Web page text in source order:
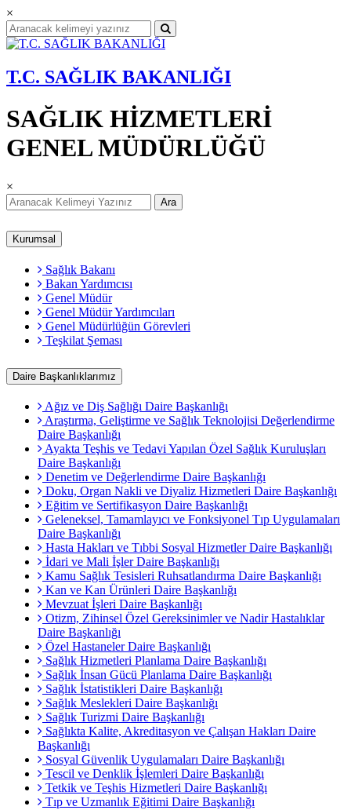
×
T.C. SAĞLIK BAKANLIĞI
SAĞLIK HİZMETLERİ
GENEL MÜDÜRLÜĞÜ
×
Ara
Kurumsal
Sağlık Bakanı
Bakan Yardımcısı
Genel Müdür
Genel Müdür Yardımcıları
Genel Müdürlüğün Görevleri
Teşkilat Şeması
Daire Başkanlıklarımız
Ağız ve Diş Sağlığı Daire Başkanlığı
Araştırma, Geliştirme ve Sağlık Teknolojisi Değerlendirme
Daire Başkanlığı
Ayakta Teşhis ve Tedavi Yapılan Özel Sağlık Kuruluşları
Daire Başkanlığı
Denetim ve Değerlendirme Daire Başkanlığı
Doku, Organ Nakli ve Diyaliz Hizmetleri Daire Başkanlığı
Eğitim ve Sertifikasyon Daire Başkanlığı
Geleneksel, Tamamlayıcı ve Fonksiyonel Tıp Uygulamaları
Daire Başkanlığı
Hasta Hakları ve Tıbbi Sosyal Hizmetler Daire Başkanlığı
İdari ve Mali İşler Daire Başkanlığı
Kamu Sağlık Tesisleri Ruhsatlandırma Daire Başkanlığı
Kan ve Kan Ürünleri Daire Başkanlığı
Mevzuat İşleri Daire Başkanlığı
Otizm, Zihinsel Özel Gereksinimler ve Nadir Hastalıklar
Daire Başkanlığı
Özel Hastaneler Daire Başkanlığı
Sağlık Hizmetleri Planlama Daire Başkanlığı
Sağlık İnsan Gücü Planlama Daire Başkanlığı
Sağlık İstatistikleri Daire Başkanlığı
Sağlık Meslekleri Daire Başkanlığı
Sağlık Turizmi Daire Başkanlığı
Sağlıkta Kalite, Akreditasyon ve Çalışan Hakları Daire
Başkanlığı
Sosyal Güvenlik Uygulamaları Daire Başkanlığı
Tescil ve Denklik İşlemleri Daire Başkanlığı
Tetkik ve Teşhis Hizmetleri Daire Başkanlığı
Tıp ve Uzmanlık Eğitimi Daire Başkanlığı